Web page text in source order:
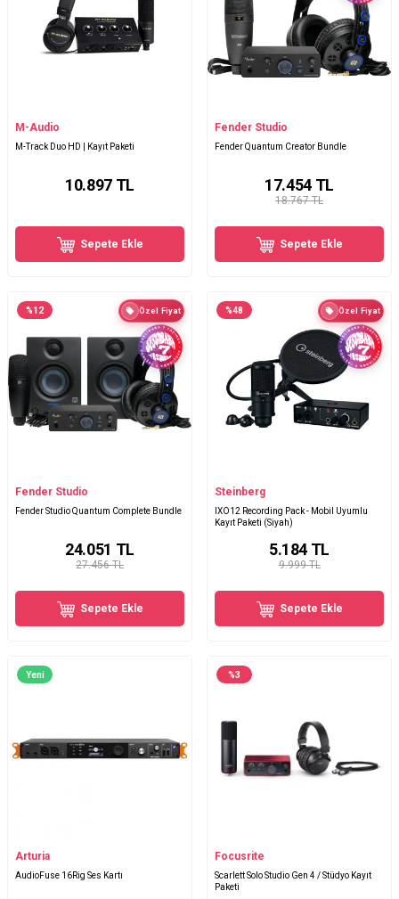
M-Audio
M-Track Duo HD | Kayıt Paketi
10.897TL
Sepete Ekle
Fender Studio
Fender Quantum Creator Bundle
18.767 TL
17.454TL
Sepete Ekle
%12 Özel Fiyat
Fender Studio
Fender Studio Quantum Complete Bundle
27.456 TL
24.051 TL
Sepete Ekle
%48 Özel Fiyat
Steinberg
IXO12 Recording Pack - Mobil Uyumlu
Kayıt Paketi (Siyah)
9.999 TL
5.184 TL
Sepete Ekle
Yeni
Arturia
AudioFuse 16Rig Ses Kartı
%3
Focusrite
Scarlett Solo Studio Gen 4 / Stüdyo Kayıt
Paketi